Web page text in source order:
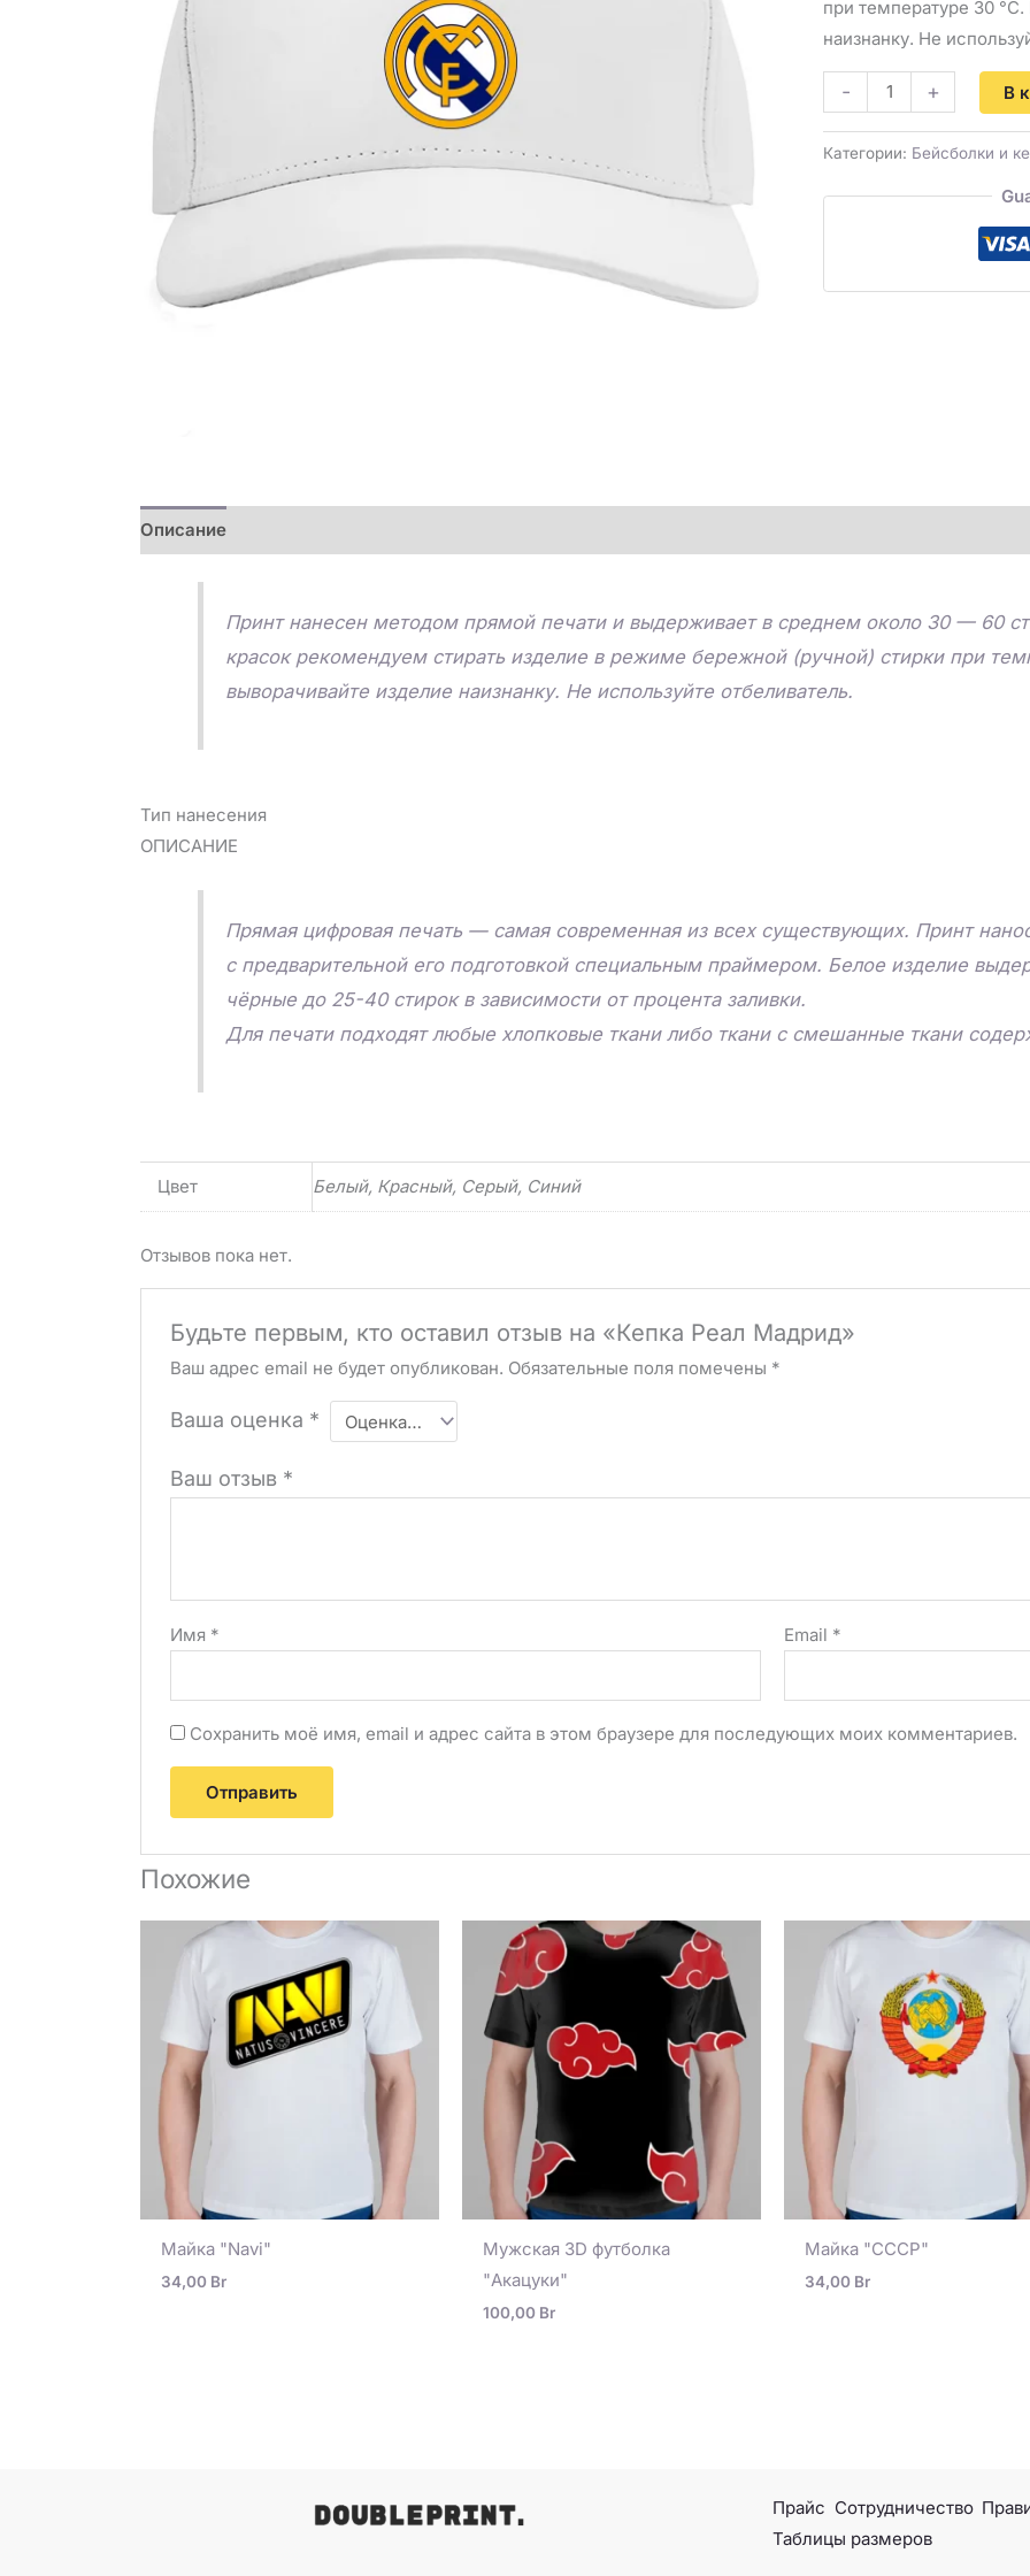
при температуре 30
наизнанку. Не
- + В
Категории: Бейсболки и
Описание
Принт нанесен методом прямой печати и выдерживает в среднем около 30 — 60
красок рекомендуем стирать изделие в режиме бережной (ручной) стирки при
выворачивайте изделие наизнанку. Не используйте отбеливатель.
Тип нанесения
ОПИСАНИЕ
Прямая цифровая печать — самая современная из всех существующих. Принт
с предварительной его подготовкой специальным праймером. Белое изделие
чёрные до 25-40 стирок в зависимости от процента заливки.
Для печати подходят любые хлопковые ткани либо ткани с смешанные ткани
Цвет Белый, Красный, Серый, Синий
Отзывов пока нет.
Будьте первым, кто оставил отзыв на «Кепка Реал Мадрид»
Ваш адрес email не будет опубликован. Обязательные поля помечены *
Ваша оценка *
Ваш отзыв *
Имя * Email *
Сохранить моё имя, email и адрес сайта в этом браузере для последующих моих комментариев.
Похожие
Майка "Navi"
34,00 Br
Мужская 3D футболка
"Акацуки"
100,00 Br
Майка "СССР"
34,00 Br
Прайс Сотрудничество
Таблицы размеров